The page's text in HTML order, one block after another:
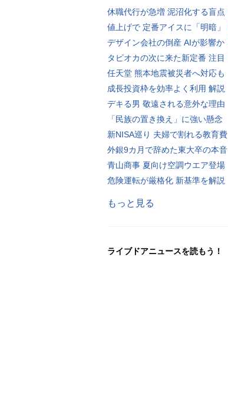
休職代行が急増 泥沼化する盲点
値上げで 定番アイスに「明暗」
デザイン会社の倒産 AIが影響か
タピオカの次に来た新定番 注目
任天堂 熊本地震被災者へ対応も
成長投資枠を効率よく利用 解説
デキる男 敬遠される意外な理由
「民族の置き換え」に強い懸念
新NISA巡り 夫婦で割れる教育費
外銀9カ月で辞めた東大卒の本音
青山商事 夏向け空調ウエア登場
危険運転が厳格化 新基準を解説
もっと見る
ライブドアニュースを読もう！